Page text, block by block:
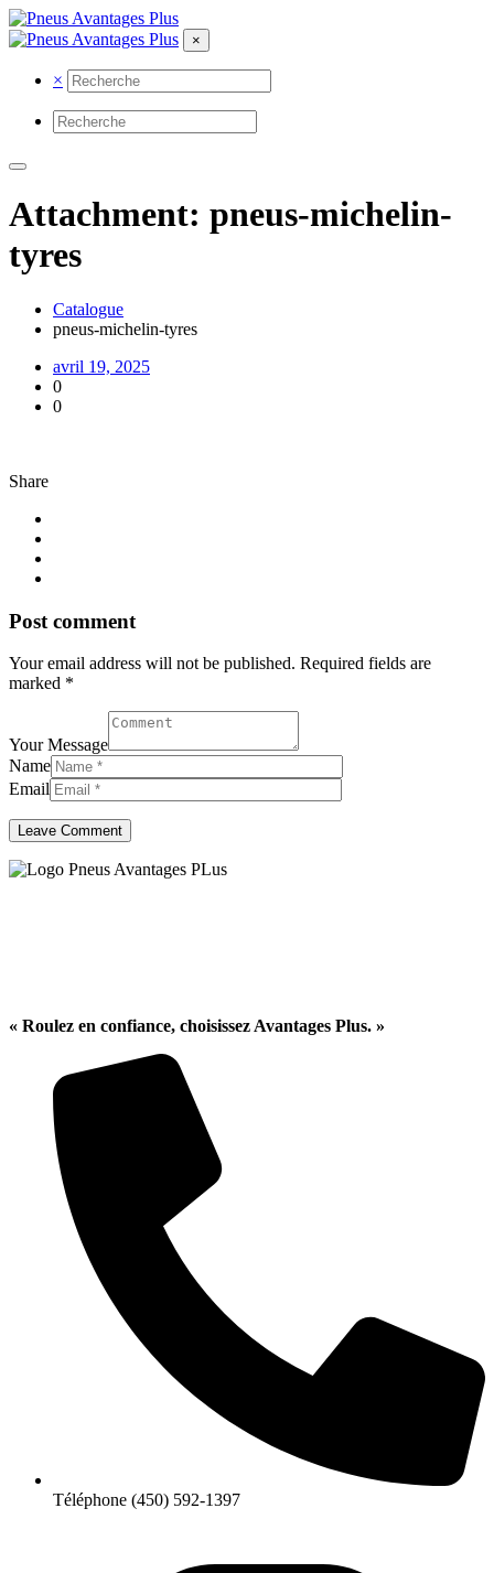
×
×
Attachment: pneus-michelin-
tyres
Catalogue
pneus-michelin-tyres
avril 19, 2025
0
0
Share
Post comment
Your email address will not be published. Required fields are
marked *
Your Message
Name
Email
« Roulez en confiance, choisissez Avantages Plus. »
Téléphone (450) 592-1397